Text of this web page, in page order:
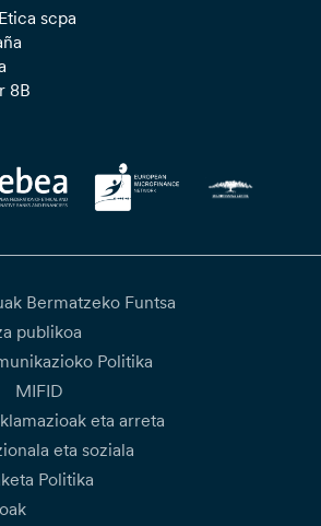
scpa
8B
Bermatzeko Funtsa
publikoa
Politika
MIFID
eta arreta
eta soziala
Politika